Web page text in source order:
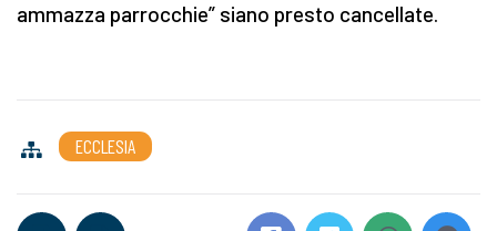
ammazza parrocchie” siano presto cancellate.
ECCLESIA